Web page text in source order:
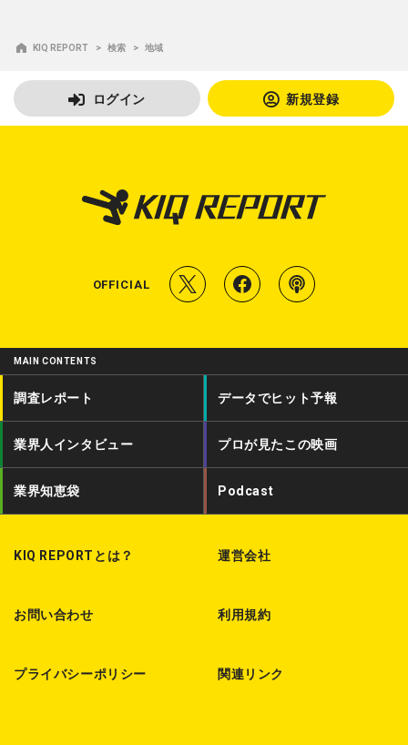
KIQ REPORT 検索 地域
ログイン 新規登録
OFFICIAL
T
i
t
f
c
e
b
o
o
P
d
a
s
MAIN CONTENTS
調査レポート データでヒット予報
業界人インタビュー プロが見たこの映画
業界知恵袋 Podcast
KIQ REPORTとは？ 運営会社
お問い合わせ 利用規約
プライバシーポリシー 関連リンク